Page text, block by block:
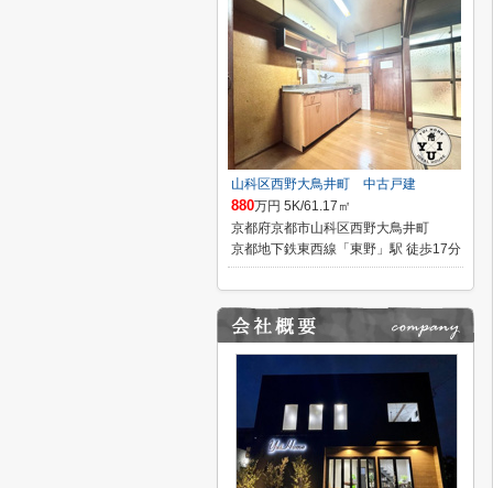
山科区西野大鳥井町 中古戸建
880万円 5K/61.17㎡
京都府京都市山科区西野大鳥井町
京都地下鉄東西線「東野」駅 徒歩17分